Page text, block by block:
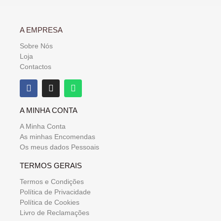
A EMPRESA
Sobre Nós
Loja
Contactos
A MINHA CONTA
A Minha Conta
As minhas Encomendas
Os meus dados Pessoais
TERMOS GERAIS
Termos e Condições
Política de Privacidade
Política de Cookies
Livro de Reclamações